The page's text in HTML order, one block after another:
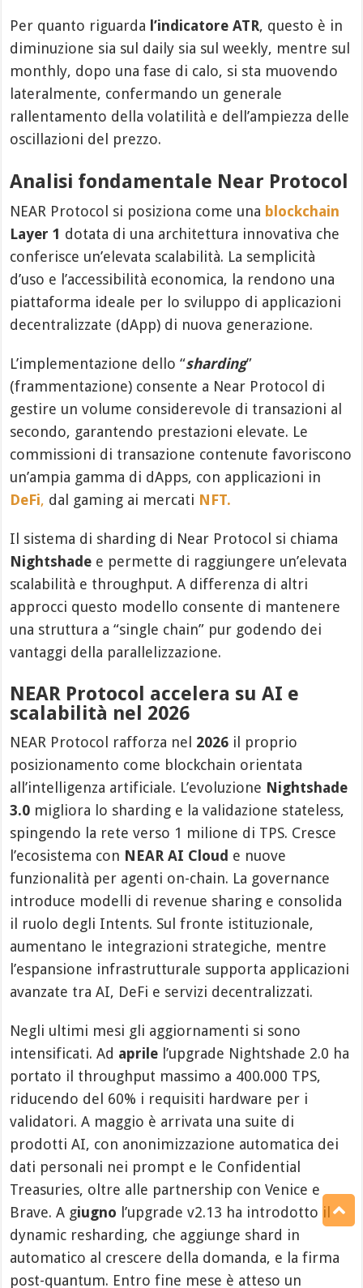
Per quanto riguarda l’indicatore ATR, questo è in
diminuzione sia sul daily sia sul weekly, mentre sul
monthly, dopo una fase di calo, si sta muovendo
lateralmente, confermando un generale
rallentamento della volatilità e dell’ampiezza delle
oscillazioni del prezzo.
Analisi fondamentale Near Protocol
NEAR Protocol si posiziona come una blockchain
Layer 1 dotata di una architettura innovativa che
conferisce un’elevata scalabilità. La semplicità
d’uso e l’accessibilità economica, la rendono una
piattaforma ideale per lo sviluppo di applicazioni
decentralizzate (dApp) di nuova generazione.
L’implementazione dello “sharding”
(frammentazione) consente a Near Protocol di
gestire un volume considerevole di transazioni al
secondo, garantendo prestazioni elevate. Le
commissioni di transazione contenute favoriscono
un’ampia gamma di dApps, con applicazioni in
DeFi, dal gaming ai mercati NFT.
Il sistema di sharding di Near Protocol si chiama
Nightshade e permette di raggiungere un’elevata
scalabilità e throughput. A differenza di altri
approcci questo modello consente di mantenere
una struttura a “single chain” pur godendo dei
vantaggi della parallelizzazione.
NEAR Protocol accelera su AI e
scalabilità nel 2026
NEAR Protocol rafforza nel 2026 il proprio
posizionamento come blockchain orientata
all’intelligenza artificiale. L’evoluzione Nightshade
3.0 migliora lo sharding e la validazione stateless,
spingendo la rete verso 1 milione di TPS. Cresce
l’ecosistema con NEAR AI Cloud e nuove
funzionalità per agenti on-chain. La governance
introduce modelli di revenue sharing e consolida
il ruolo degli Intents. Sul fronte istituzionale,
aumentano le integrazioni strategiche, mentre
l’espansione infrastrutturale supporta applicazioni
avanzate tra AI, DeFi e servizi decentralizzati.
Negli ultimi mesi gli aggiornamenti si sono
intensificati. Ad aprile l’upgrade Nightshade 2.0 ha
portato il throughput massimo a 400.000 TPS,
riducendo del 60% i requisiti hardware per i
validatori. A maggio è arrivata una suite di
prodotti AI, con anonimizzazione automatica dei
dati personali nei prompt e le Confidential
Treasuries, oltre alle partnership con Venice e
Brave. A giugno l’upgrade v2.13 ha introdotto il
dynamic resharding, che aggiunge shard in
automatico al crescere della domanda, e la firma
post-quantum. Entro fine mese è atteso un